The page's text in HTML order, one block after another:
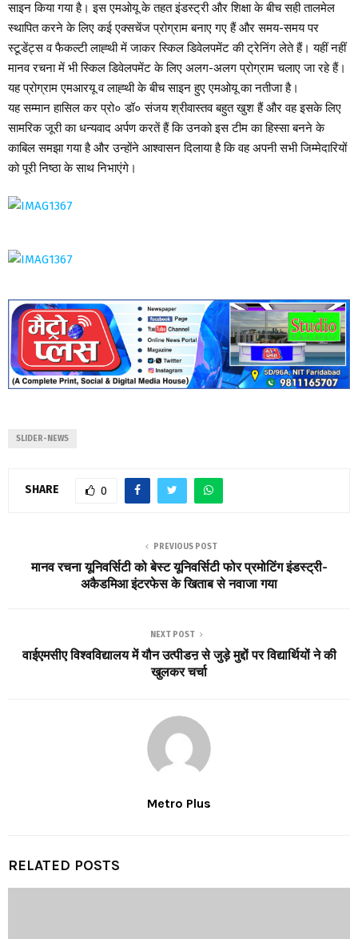
साइन किया गया है। इस एमओयू के तहत इंडस्ट्री और शिक्षा के बीच सही तालमेल
स्थापित करने के लिए कई एक्सचेंज प्रोग्राम बनाए गए हैं और समय-समय पर
स्टूडेंट्स व फैकल्टी लाह्थी में जाकर स्किल डिवेलपमेंट की ट्रेनिंग लेते हैं। यहीं नहीं
मानव रचना में भी स्किल डिवेलपमेंट के लिए अलग-अलग प्रोग्राम चलाए जा रहे हैं।
यह प्रोग्राम एमआरयू व लाह्थी के बीच साइन हुए एमओयू का नतीजा है।
यह सम्मान हासिल कर प्रो० डॉ० संजय श्रीवास्तव बहुत खुश हैं और वह इसके लिए
सामरिक जूरी का धन्यवाद अर्पण करतें हैं कि उनको इस टीम का हिस्सा बनने के
काबिल समझा गया है और उन्होंने आश्वासन दिलाया है कि वह अपनी सभी जिम्मेदारियों
को पूरी निष्ठा के साथ निभाएंगे।
SLIDER-NEWS
SHARE 0
PREVIOUS POST
मानव रचना यूनिवर्सिटी को बेस्ट यूनिवर्सिटी फोर प्रमोटिंग इंडस्ट्री-
अकैडमिआ इंटरफेस के खिताब से नवाजा गया
NEXT POST
वाईएमसीए विश्वविद्यालय में यौन उत्पीडऩ से जुड़े मुद्दों पर विद्यार्थियों ने की
खुलकर चर्चा
Metro Plus
RELATED POSTS